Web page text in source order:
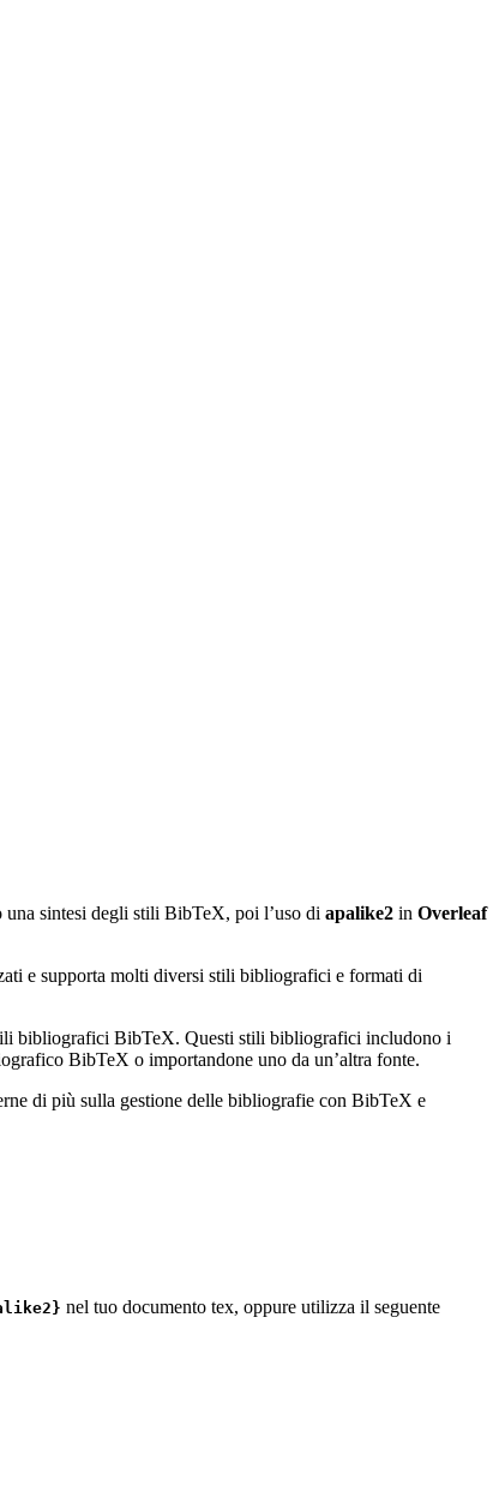
una sintesi degli stili BibTeX, poi l’uso di apalike2 in Overleaf
e supporta molti diversi stili bibliografici e formati di
bibliografici BibTeX. Questi stili bibliografici includono i
BibTeX o importandone uno da un’altra fonte.
di più sulla gestione delle bibliografie con BibTeX e
nel tuo documento tex, oppure utilizza il seguente